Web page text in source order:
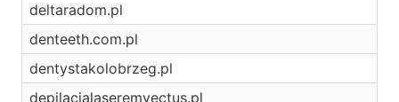
deltaradom.pl
denteeth.com.pl
dentystakolobrzeg.pl
depilacjalaseremvectus.pl